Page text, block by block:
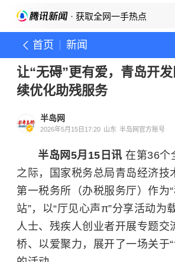
· 获取全网一手热点
首页 新闻
让“无碍”更有爱，青岛开
续优化助残服务
半岛网
2026年5月15日17:20 山东 半岛网官方账号
半岛网5月15日讯 在第36个
之际，国家税务总局青岛经济技
第一税务所（办税服务厅）作为
站”，以“厅见心声π”分享活动为
人士、残疾人创业者开展专题交
桥、以爱聚力，展开了一场关于“